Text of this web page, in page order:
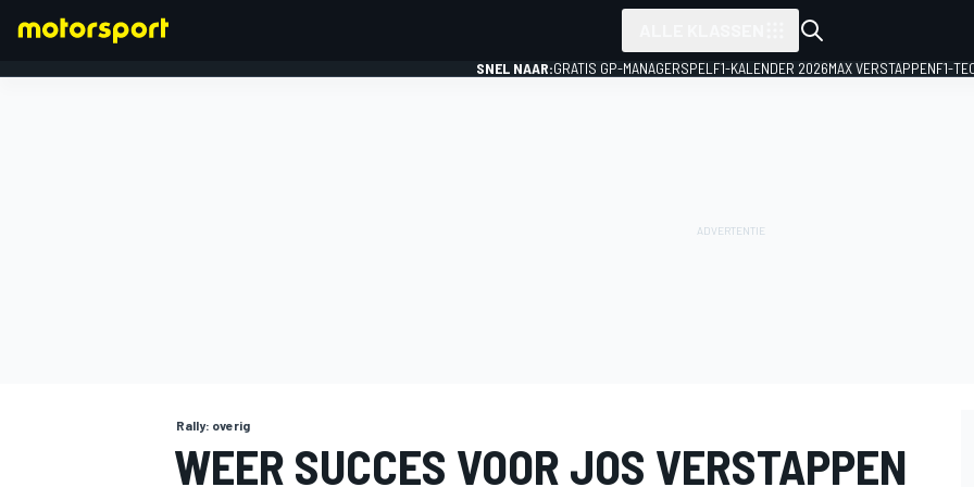
SNEL NAAR:GRATIS GP-MANAGERSPEL F1-KALENDER 2026MAX VERSTAPPENF1-
Rally: overig
WEER SUCCES VOOR JOS VERSTAPPEN